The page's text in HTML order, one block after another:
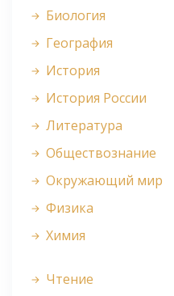
Биология
География
История
История России
Литература
Обществознание
Окружающий мир
Физика
Химия
Чтение